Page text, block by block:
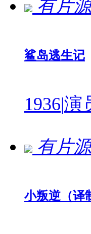
有片源
鲨岛逃生记
1936|演
有片源
小叛逆（译